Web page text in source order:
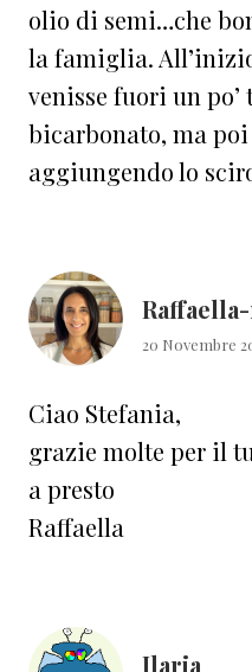
olio di semi…che
la famiglia.
venisse fuori un po’
bicarbonato, ma poi
aggiungendo lo
20 Novembre
Ciao Stefania,
grazie molte per il
a presto
Raffaella
Ilaria